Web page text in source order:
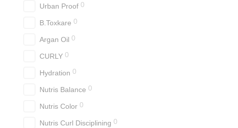
Urban Proof 0
B.Toxkare 0
Argan Oil 0
CURLY 0
Hydration 0
Nutris Balance 0
Nutris Color 0
Nutris Curl Disciplining 0